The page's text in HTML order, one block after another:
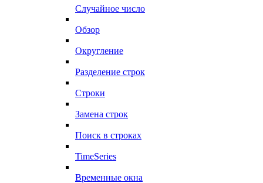
Случайное число
Обзор
Округление
Разделение строк
Строки
Замена строк
Поиск в строках
TimeSeries
Временные окна